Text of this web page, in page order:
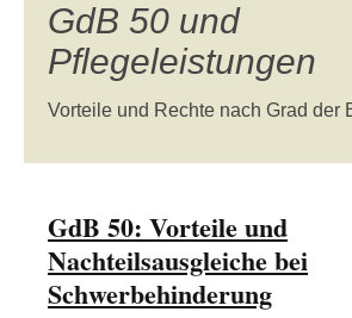
GdB 50 und
Pflegeleistungen
Vorteile und Rechte nach Grad der
GdB 50: Vorteile und
Nachteilsausgleiche bei
Schwerbehinderung